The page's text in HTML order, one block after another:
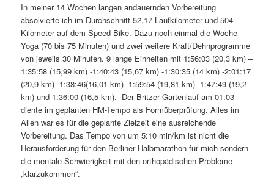
In meiner 14 Wochen langen andauernden Vorbereitung
absolvierte ich im Durchschnitt 52,17 Laufkilometer und 504
Kilometer auf dem Speed Bike. Dazu noch einmal die Woche
Yoga (70 bis 75 Minuten) und zwei weitere Kraft/Dehnprogramme
von jeweils 30 Minuten. 9 lange Einheiten mit 1:56:03 (20,3 km) –
1:35:58 (15,99 km) -1:40:43 (15,67 km) -1:30:35 (14 km) -2:01:17
(20,9 km) -1:38:46(16,01 km) -1:59:54 (19,81 km) -1:47:49 (19,2
km) und 1:36:00 (16,5 km). Der Britzer Gartenlauf am 01.03
diente im geplanten HM-Tempo als Formüberprüfung. Alles im
Allen war es für die geplante Zielzeit eine ausreichende
Vorbereitung. Das Tempo von um 5:10 min/km ist nicht die
Herausforderung für den Berliner Halbmarathon für mich sondern
die mentale Schwierigkeit mit den orthopädischen Probleme
„klarzukommen“.